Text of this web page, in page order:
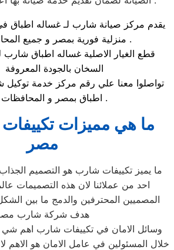
يقدم مركز صيانة شارب لـ غساله
منزلية فورية بمصر و جميع المحافظات .
قطع الغيار الاصلية غساله اطباق
السخان بالجودة المعروفة
تواصلوا معنا علي رقم مركز خدمة توكيل
اطباق بمصر و المحافظات .
ما هي مميزات
مصر
ما يميز تكييفات شارب هو التصميم
احد من عملائنا لان هذه التصميمات
المصميين المحترفين والدمج ما بين
هدف شركة شارب
وسائل الامان في تكييفات شارب اهم شي
خلال المسئولين في عامل الامان هو الاهم